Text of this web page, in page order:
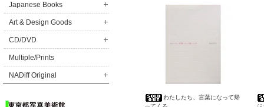
Japanese Books
Art & Design Goods
CD/DVD
Multiple/Prints
NADiff Original
わたしたち、言葉になって帰